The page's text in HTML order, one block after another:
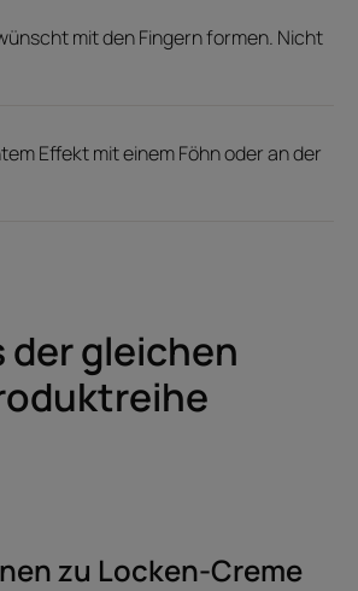
mit den Fingern formen. Nicht
Effekt mit einem Föhn oder an der
der gleichen
zu Locken-Creme